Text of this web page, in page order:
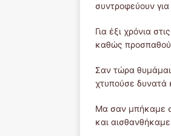
συντροφεύουν
Για έξι χρόνια
καθώς
Σαν τώρα
χτυπούσε δυνατά
Μα σαν μπήκαμε
και